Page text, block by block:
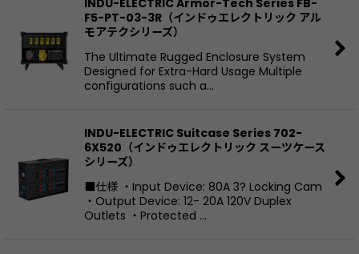
INDU-ELECTRIC Armor-Tech Series FB-
F5-PT-03-3R（インドゥエレクトリック アル
モアテクシリーズ）
The Ultimate Rugged Enclosure System
Designed for Extra-Hard Usage Multiple
configurations such a…
INDU-ELECTRIC Suitcase Series 702-
6X520（インドゥエレクトリック スーツケース
シリーズ）
■仕様 ・Input Device: 80A 3? Locking Cam
・Output Device: 12- 20A 120V Duplex
Outlets ・Protected …